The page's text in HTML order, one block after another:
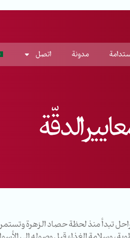
مدونة اتصل
الدقّة
تبدأ منذ لحظة حصاد الزهرة